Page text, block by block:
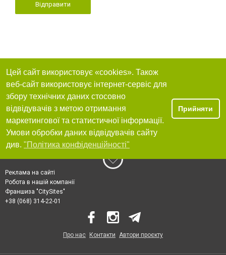
Відправити
Цей сайт використовує «cookies». Також
веб-сайт використовує інтернет-сервіс для
збору технічних даних стосовно
відвідувачів з метою отримання
маркетингової та статистичної інформації.
Умови обробки даних відвідувачів сайту
див. "Політика конфіденційності"
Прийняти
Реклама на сайті
Робота в нашій компанії
Франшиза "CitySites"
+38 (068) 314-22-01
Про нас Контакти Автори проєкту